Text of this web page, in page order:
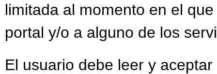
limitada al momento en el
portal y/o a alguno de los
El usuario debe leer y